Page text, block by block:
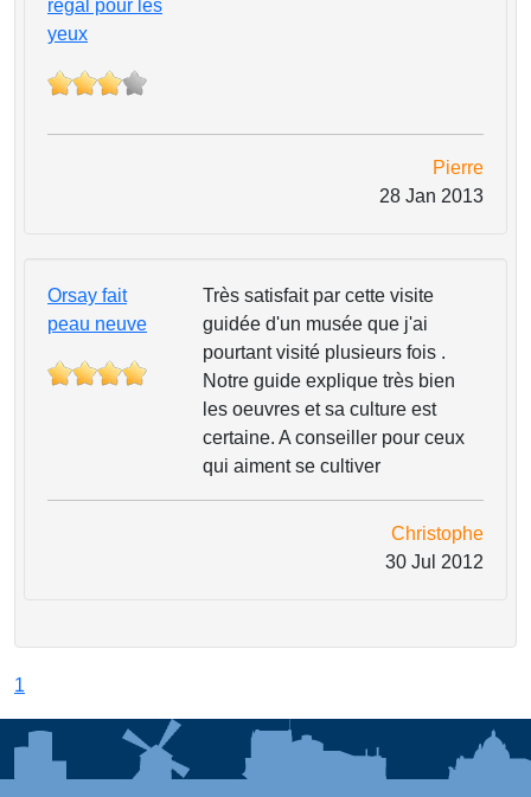
régal pour les
yeux
Pierre
28 Jan 2013
Orsay fait
peau neuve
Très satisfait par cette visite
guidée d'un musée que j'ai
pourtant visité plusieurs fois .
Notre guide explique très bien
les oeuvres et sa culture est
certaine. A conseiller pour ceux
qui aiment se cultiver
Christophe
30 Jul 2012
1